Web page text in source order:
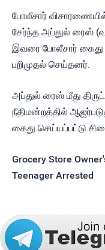
போலீசார்
சேர்ந்த அப்துல் ரைஸ்
இவரை போலீசார் கைது
பறிமுதல் செய்தனர்.
அப்துல் ரைஸ் மீது
நீதிமன்றத்தில்
கைது செய்யப்பட்டு
Grocery Store
Teenager Arrested